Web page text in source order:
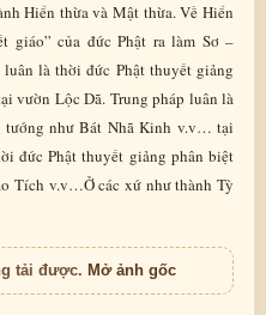
Hiển thừa và Mật thừa. Về Hiển
giáo” của đức Phật ra làm Sơ –
là thời đức Phật thuyết giảng
vườn Lộc Dã. Trung pháp luân là
tướng như Bát Nhã Kinh v.v… tại
đức Phật thuyết giảng phân biệt
Tích v.v…Ở các xứ như thành Tỳ
tải được. Mở ảnh gốc